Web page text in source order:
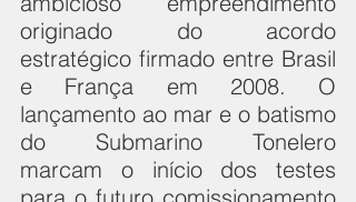
originado do acordo
estratégico firmado entre Brasil
e França em 2008. O
lançamento ao mar e o batismo
do Submarino Tonelero
marcam o início dos testes